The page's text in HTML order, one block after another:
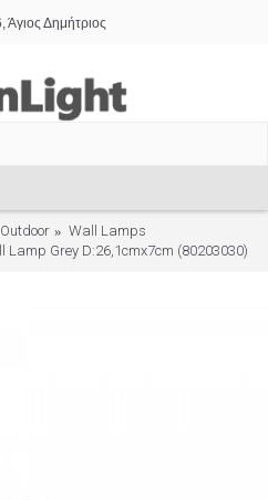
Δημήτριος
Wall Lamps
Lamp Grey D:26,1cmx7cm (80203030)